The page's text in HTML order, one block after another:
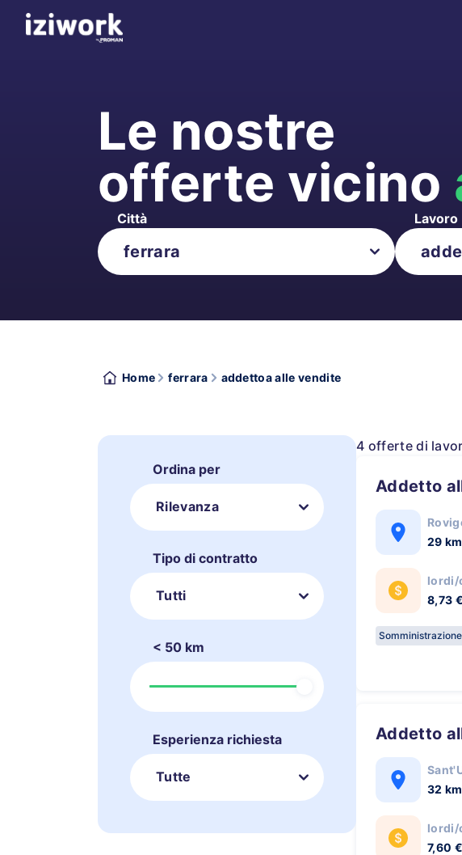
Le nostre
offerte vicino
Città Lavoro
Home ferrara addettoa alle vendite
Ordina per
Rilevanza
Tipo di contratto
Tutti
< 50 km
Esperienza richiesta
Tutte
4 offerte di
Addetto
29
lordi/
8,73 €
Somministrazione
Addetto
32
lordi/
7,60